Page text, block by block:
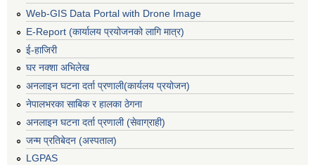
Web-GIS Data Portal with Drone Image
E-Report (कार्यालय प्रयोजनको लागि मात्र)
ई-हाजिरी
घर नक्शा अभिलेख
अनलाइन घटना दर्ता प्रणाली(कार्यलय प्रयोजन)
नेपालभरका साबिक र हालका ठेगना
अनलाइन घटना दर्ता प्रणाली (सेवाग्राही)
जन्म प्रतिबेदन (अस्पताल)
LGPAS